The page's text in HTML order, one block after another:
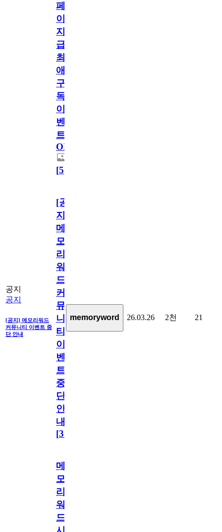
페
이
지
급!
최
애
구
독
이
벤
트
OPEN!
[5]
공지
공지
[공지] 메모리워드
커뮤니티 이벤트 중
단 안내
[공
지]
메
모
리
워
드
커
뮤
니
티
이
벤
트
중
단
안
내
[31
memoryword 26.03.26 2천 21
메
모
리
워
드